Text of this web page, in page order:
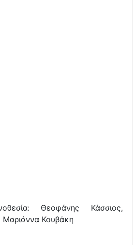
Θεοφάνης Κάσσιος,
Μαριάννα Κουβάκη